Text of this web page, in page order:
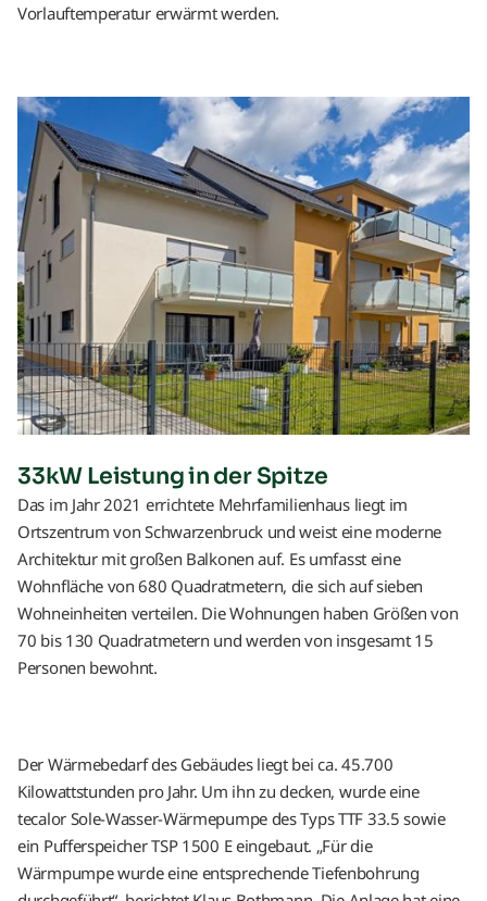
Vorlauftemperatur erwärmt werden.
33kW Leistung in der Spitze
Das im Jahr 2021 errichtete Mehrfamilienhaus liegt im
Ortszentrum von Schwarzenbruck und weist eine moderne
Architektur mit großen Balkonen auf. Es umfasst eine
Wohnfläche von 680 Quadratmetern, die sich auf sieben
Wohneinheiten verteilen. Die Wohnungen haben Größen von
70 bis 130 Quadratmetern und werden von insgesamt 15
Personen bewohnt.
Der Wärmebedarf des Gebäudes liegt bei ca. 45.700
Kilowattstunden pro Jahr. Um ihn zu decken, wurde eine
tecalor Sole-Wasser-Wärmepumpe des Typs TTF 33.5 sowie
ein Pufferspeicher TSP 1500 E eingebaut. „Für die
Wärmpumpe wurde eine entsprechende Tiefenbohrung